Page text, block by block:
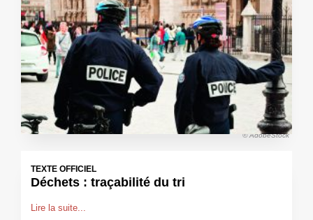
© AdobeStock
TEXTE OFFICIEL
Déchets : traçabilité du tri
Lire la suite...